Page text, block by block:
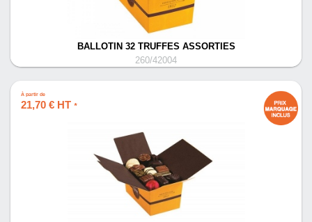
BALLOTIN 32 TRUFFES ASSORTIES
260/42004
À partir de
21,70 € HT *